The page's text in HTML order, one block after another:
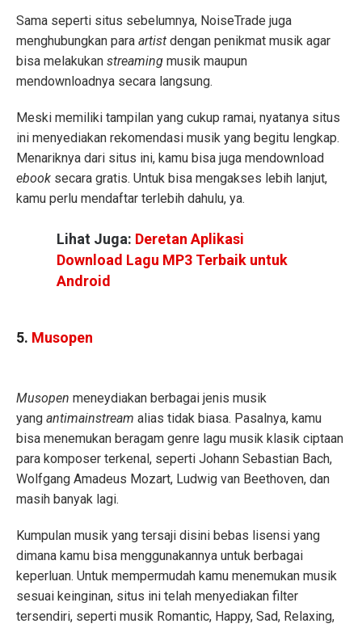
Sama seperti situs sebelumnya, NoiseTrade juga
menghubungkan para artist dengan penikmat musik agar
bisa melakukan streaming musik maupun
mendownloadnya secara langsung.
Meski memiliki tampilan yang cukup ramai, nyatanya situs
ini menyediakan rekomendasi musik yang begitu lengkap.
Menariknya dari situs ini, kamu bisa juga mendownload
ebook secara gratis. Untuk bisa mengakses lebih lanjut,
kamu perlu mendaftar terlebih dahulu, ya.
Lihat Juga: Deretan Aplikasi
Download Lagu MP3 Terbaik untuk
Android
5. Musopen
Musopen meneydiakan berbagai jenis musik
yang antimainstream alias tidak biasa. Pasalnya, kamu
bisa menemukan beragam genre lagu musik klasik ciptaan
para komposer terkenal, seperti Johann Sebastian Bach,
Wolfgang Amadeus Mozart, Ludwig van Beethoven, dan
masih banyak lagi.
Kumpulan musik yang tersaji disini bebas lisensi yang
dimana kamu bisa menggunakannya untuk berbagai
keperluan. Untuk mempermudah kamu menemukan musik
sesuai keinginan, situs ini telah menyediakan filter
tersendiri, seperti musik Romantic, Happy, Sad, Relaxing,